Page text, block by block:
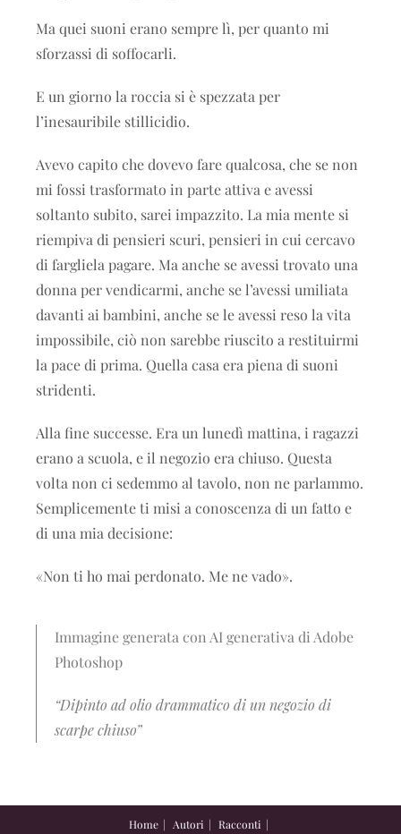
Ma quei suoni erano sempre lì, per quanto mi
sforzassi di soffocarli.
E un giorno la roccia si è spezzata per
l’inesauribile stillicidio.
Avevo capito che dovevo fare qualcosa, che se non
mi fossi trasformato in parte attiva e avessi
soltanto subito, sarei impazzito. La mia mente si
riempiva di pensieri scuri, pensieri in cui cercavo
di fargliela pagare. Ma anche se avessi trovato una
donna per vendicarmi, anche se l’avessi umiliata
davanti ai bambini, anche se le avessi reso la vita
impossibile, ciò non sarebbe riuscito a restituirmi
la pace di prima. Quella casa era piena di suoni
stridenti.
Alla fine successe. Era un lunedì mattina, i ragazzi
erano a scuola, e il negozio era chiuso. Questa
volta non ci sedemmo al tavolo, non ne parlammo.
Semplicemente ti misi a conoscenza di un fatto e
di una mia decisione:
«Non ti ho mai perdonato. Me ne vado».
Immagine generata con AI generativa di Adobe
Photoshop
“Dipinto ad olio drammatico di un negozio di
scarpe chiuso”
Home Autori
Racconti